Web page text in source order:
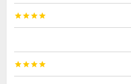







